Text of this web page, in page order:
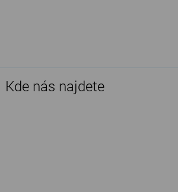
Kde nás najdete